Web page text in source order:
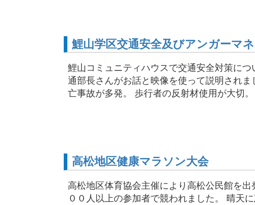
鯉山学区交通安全及びアンガーマ
鯉山コミュニティハウスで交通安全対策に
通部長さんがお話と映像を使って説明され
亡事故が多発。 歩行者の反射材使用が大切
高松地区健康マラソン大会
高松地区体育協会主催により高松公民館を
００人以上の参加者で競われました。 晴天